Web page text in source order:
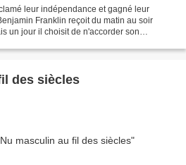
leur indépendance et gagné leur
Franklin reçoit du matin au soir
un jour il choisit de n'accorder son
des siècles